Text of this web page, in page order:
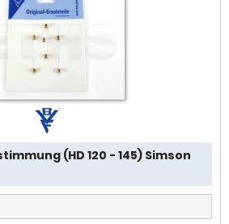
(HD 120 - 145) Simson